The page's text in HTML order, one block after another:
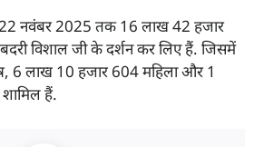
नवंबर 2025 तक 16 लाख 42 हजार
विशाल जी के दर्शन कर लिए हैं. जिसमें
6 लाख 10 हजार 604 महिला और 1
हैं.